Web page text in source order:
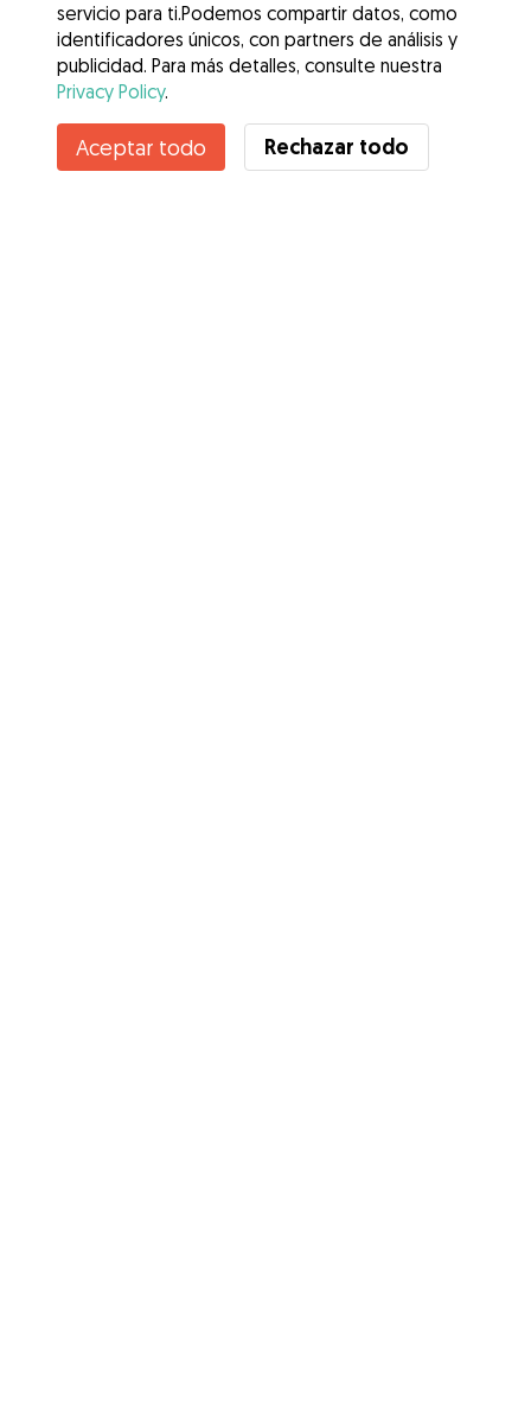
¿Conoces los Beneficios de Gudog? Ver más
servicio para ti.Podemos compartir datos, como
identificadores únicos, con partners de análisis y
publicidad. Para más detalles, consulte nuestra
Privacy Policy.
Aceptar todo Rechazar todo